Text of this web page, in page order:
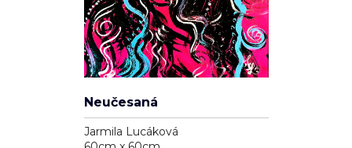
Neučesaná
Jarmila Lucáková